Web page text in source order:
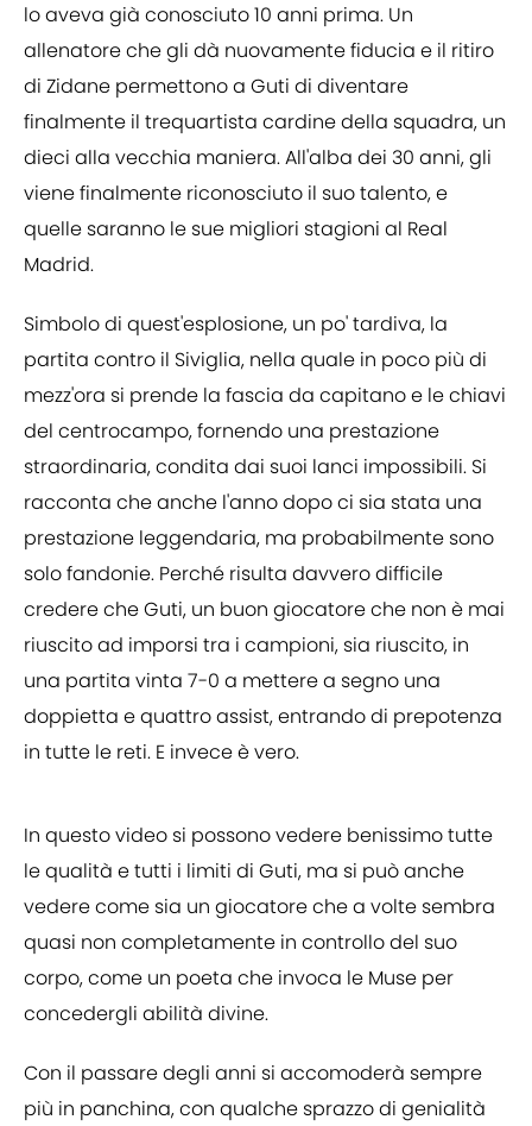
lo aveva già conosciuto 10 anni prima. Un
allenatore che gli dà nuovamente fiducia e il ritiro
di Zidane permettono a Guti di diventare
finalmente il trequartista cardine della squadra, un
dieci alla vecchia maniera. All'alba dei 30 anni, gli
viene finalmente riconosciuto il suo talento, e
quelle saranno le sue migliori stagioni al Real
Madrid.
Simbolo di quest'esplosione, un po' tardiva, la
partita contro il Siviglia, nella quale in poco più di
mezz'ora si prende la fascia da capitano e le chiavi
del centrocampo, fornendo una prestazione
straordinaria, condita dai suoi lanci impossibili. Si
racconta che anche l'anno dopo ci sia stata una
prestazione leggendaria, ma probabilmente sono
solo fandonie. Perché risulta davvero difficile
credere che Guti, un buon giocatore che non è mai
riuscito ad imporsi tra i campioni, sia riuscito, in
una partita vinta 7-0 a mettere a segno una
doppietta e quattro assist, entrando di prepotenza
in tutte le reti. E invece è vero.
In questo video si possono vedere benissimo tutte
le qualità e tutti i limiti di Guti, ma si può anche
vedere come sia un giocatore che a volte sembra
quasi non completamente in controllo del suo
corpo, come un poeta che invoca le Muse per
concedergli abilità divine.
Con il passare degli anni si accomoderà sempre
più in panchina, con qualche sprazzo di genialità